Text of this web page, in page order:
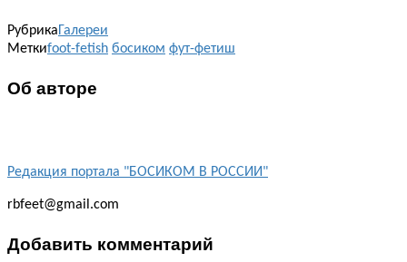
Рубрика Галереи
Меткиfoot-fetish босиком фут-фетиш
Об авторе
Редакция портала "БОСИКОМ В РОССИИ"
rbfeet@gmail.com
Добавить комментарий